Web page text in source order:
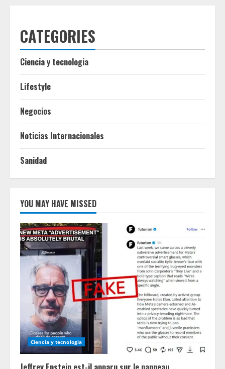
CATEGORIES
Ciencia y tecnologia
Lifestyle
Negocios
Noticias Internacionales
Sanidad
YOU MAY HAVE MISSED
Ciencia y tecnologia